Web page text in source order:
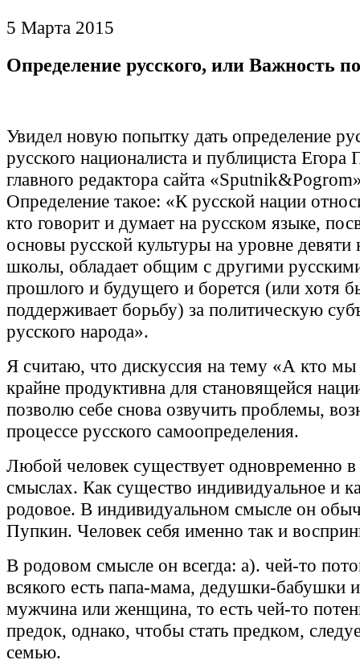
5 Марта 2015
Определение русского, или Важность
Увидел новую попытку дать определение
русского националиста и публициста Егора
главного редактора сайта
Определение такое: «К русской нации
кто говорит и думает на русском языке,
основы русской культуры на уровне девяти
школы, обладает общим с другими
прошлого и будущего и борется (или хотя
поддерживает борьбу) за политическую
русского народа».
Я считаю, что дискуссия на тему «А кто мы
крайне продуктивна для становящейся
позволю себе снова озвучить проблемы,
процессе русского самоопределения.
Любой человек существует одновременно в
смыслах. Как существо индивидуальное и
родовое. В индивидуальном смысле он
Пупкин. Человек себя именно так и
В родовом смысле он всегда: а). чей-то
всякого есть папа-мама, дедушки-бабушки
мужчина или женщина, то есть чей-то
предок, однако, чтобы стать предком,
семью.